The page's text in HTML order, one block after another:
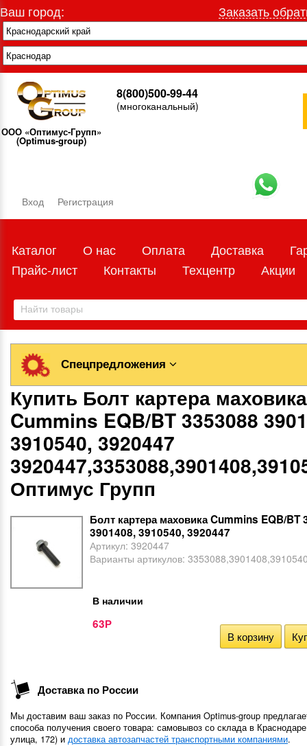
Ваш город: Заказать
ООО «Оптимус-Групп»
(Optimus-group)
8(800)500-99-44
(многоканальный)
Вход Регистрация
Каталог О нас Оплата Доставка
Прайс-лист
Контакты Техцентр Акции
Спецпредложения
Купить Болт картера маховика
Cummins EQB/BT 3353088
3910540, 3920447
Оптимус Групп
Болт картера маховика Cummins EQB/BT
3901408, 3910540, 3920447
Артикул: 3920447
Варианты артикулов:
В наличии
63Р
В корзину
Доставка по России
Мы доставим ваш заказ по России. Компания Optimus-group
способа получения своего товара: самовывоз со склада в
улица, 172) и доставка автозапчастей транспортными компаниями.